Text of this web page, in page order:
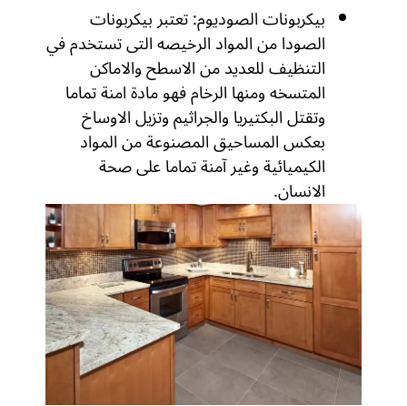
بيكربونات الصوديوم: تعتبر بيكربونات
الصودا من المواد الرخيصه التى تستخدم في
التنظيف للعديد من الاسطح والاماكن
المتسخه ومنها الرخام فهو مادة امنة تماما
وتقتل البكتيريا والجراثيم وتزيل الاوساخ
بعكس المساحيق المصنوعة من المواد
الكيميائية وغير آمنة تماما على صحة
الانسان.